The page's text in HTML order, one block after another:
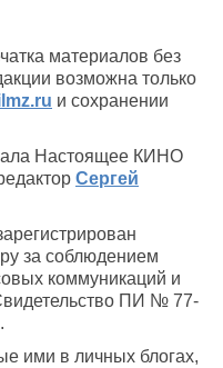
материалов без
возможна только
и сохранении
Настоящее КИНО
Сергей
за соблюдением
коммуникаций и
ПИ № 77-
ими в личных блогах,